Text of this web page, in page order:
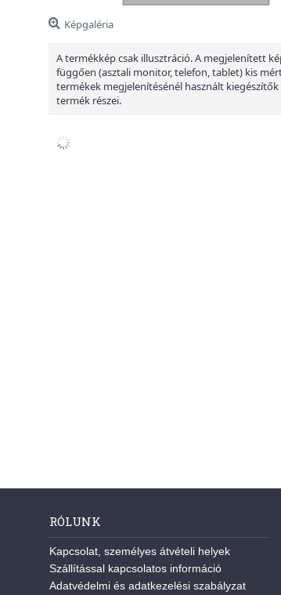
Képgaléria
A termékkép csak illusztráció. A megjelenített
függően (asztali monitor, telefon, tablet) kis
termékek megjelenítésénél használt
termék részei.
RÓLUNK
Kapcsolat, személyes átvételi helyek
Szállítással kapcsolatos információ
Adatvédelmi és adatkezelési szabályzat